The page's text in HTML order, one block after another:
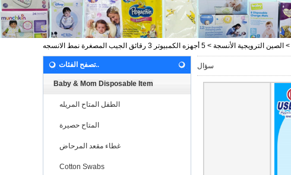
> الصين الترويجية الأنسجة > 5 أجهزه الكمبيوتر 3 رقائق الجيب المصغرة نمط الانسجه
تصفح الفئات..
Baby & Mom Disposable Item
الطفل المتاح المريله
المتاح حصيرة
غطاء مقعد المرحاض
Cotton Swabs
سؤال